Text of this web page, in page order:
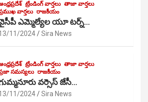
ట్రేండింగ్ వార్తలు తాజా వార్తలు
వార్తలు రాజకీయం
ఎమ్మెల్యేల యూ టర్న్…
11/2024 Sira News
ట్రేండింగ్ వార్తలు తాజా వార్తలు
సమస్యలు రాజకీయం
వర్సెస్ జేసీ…
11/2024 Sira News